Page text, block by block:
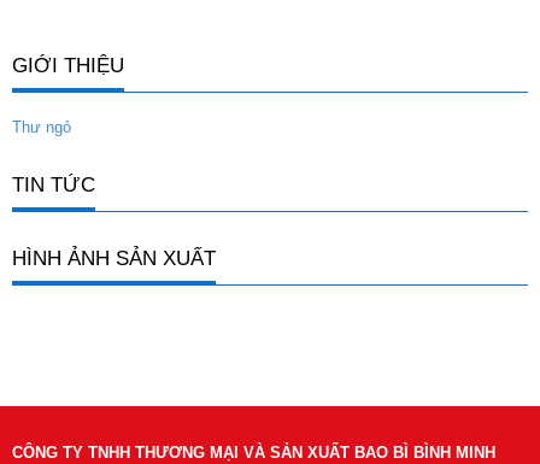
GIỚI THIỆU
Thư ngỏ
TIN TỨC
HÌNH ẢNH SẢN XUẤT
CÔNG TY TNHH THƯƠNG MẠI VÀ SẢN XUẤT BAO BÌ BÌNH MINH